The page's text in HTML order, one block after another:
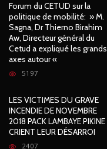
Forum du CETUD sur la
politique de mobilité: » M.
Sagna, Dr Thierno Birahim
Aw, Directeur général du
Cetud a expliqué les grands
axes autour «
5197
LES VICTIMES DU GRAVE
INCENDIE DE NOVEMBRE
2018 PACK LAMBAYE PIKINE
CRIENT LEUR DÉSARROI
2407